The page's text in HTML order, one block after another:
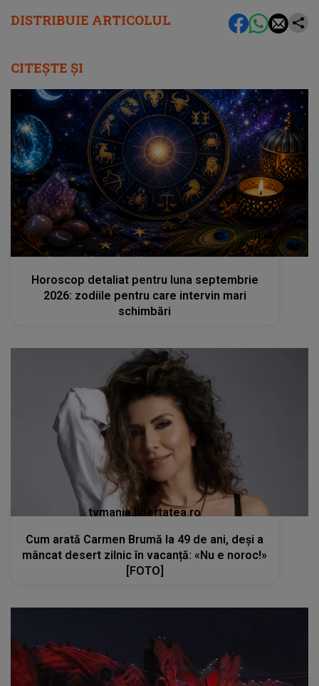
DISTRIBUIE ARTICOLUL
CITEȘTE ȘI
femeia.ro
Horoscop detaliat pentru luna septembrie
2026: zodiile pentru care intervin mari
schimbări
tvmania.libertatea.ro
Cum arată Carmen Brumă la 49 de ani, deși a
mâncat desert zilnic în vacanță: «Nu e noroc!»
[FOTO]